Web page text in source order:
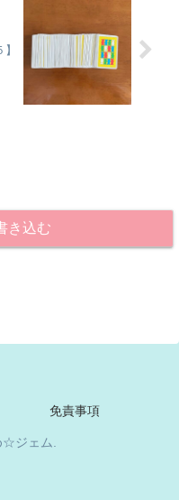
き込む
免責事項
ジェム.